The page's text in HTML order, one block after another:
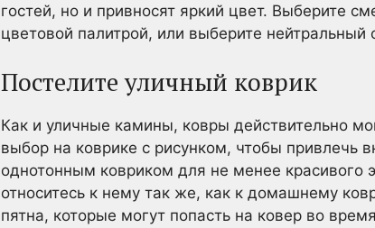
гостей, но и привносят яркий цвет. Выберите
цветовой палитрой, или выберите
Постелите уличный коврик
Как и уличные камины, ковры действительно
выбор на коврике с рисунком, чтобы привлечь
однотонным ковриком для не менее красивого
относитесь к нему так же, как к домашнему
пятна, которые могут попасть на ковер во